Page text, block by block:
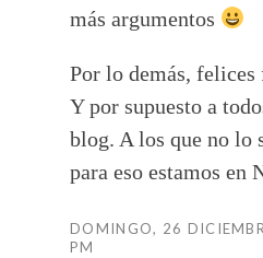
más argumentos
Por lo demás,
Y por supuesto a
blog. A los que no lo
para eso estamos en
DOMINGO, 26
PM